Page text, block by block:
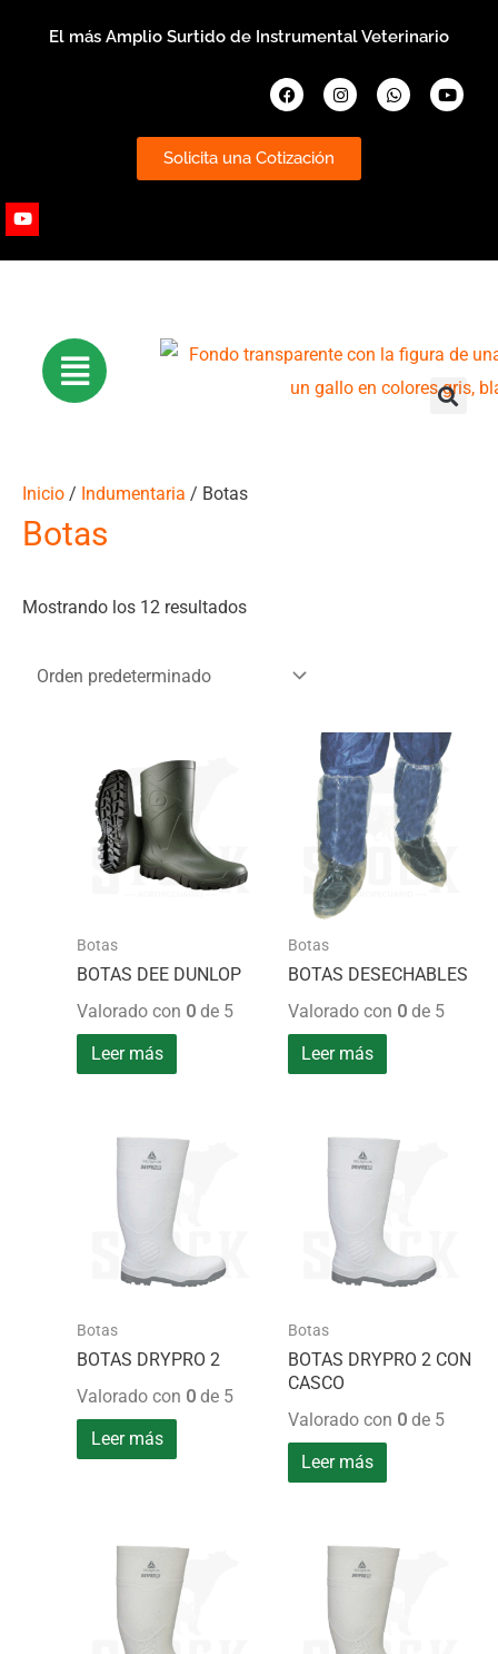
El más Amplio Surtido de Instrumental Veterinario
FacebookInstagramWhatsapp
Solicita una Cotización
Youtube
Inicio / Indumentaria / Botas
Botas
Mostrando los 12 resultados
Botas
BOTAS DEE DUNLOP
Valorado con 0 de 5
Leer más
Botas
BOTAS DESECHABLES
Valorado con 0de 5
Leer más
Botas
BOTAS DRYPRO 2
Valorado con 0 de 5
Leer más
Botas
BOTAS DRYPRO 2 CON
CASCO
Valorado con 0de 5
Leer más